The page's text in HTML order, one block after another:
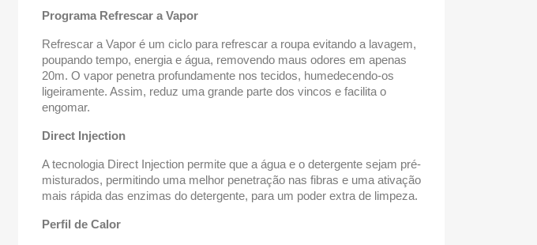
Programa Refrescar a Vapor
Refrescar a Vapor é um ciclo para refrescar a roupa evitando a lavagem,
poupando tempo, energia e água, removendo maus odores em apenas
20m. O vapor penetra profundamente nos tecidos, humedecendo-os
ligeiramente. Assim, reduz uma grande parte dos vincos e facilita o
engomar.
Direct Injection
A tecnologia Direct Injection permite que a água e o detergente sejam pré-
misturados, permitindo uma melhor penetração nas fibras e uma ativação
mais rápida das enzimas do detergente, para um poder extra de limpeza.
Perfil de Calor